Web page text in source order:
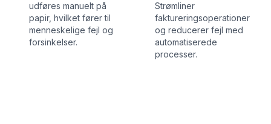
udføres manuelt på
papir, hvilket fører til
menneskelige fejl og
forsinkelser.
Strømliner
faktureringsoperationer
og reducerer fejl med
automatiserede
processer.